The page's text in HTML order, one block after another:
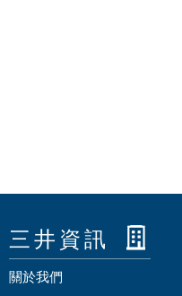
三井資訊
關於我們